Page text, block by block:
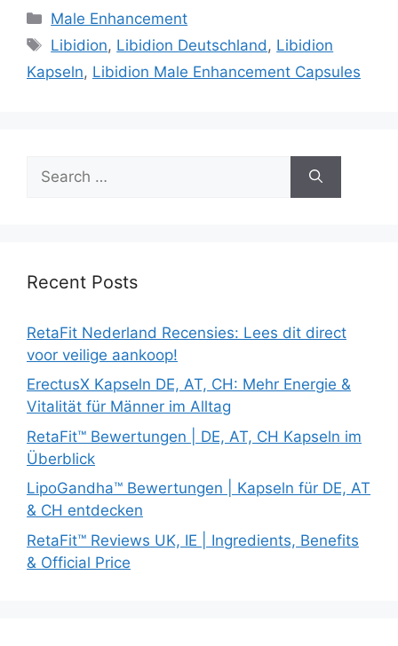
Categories
Male Enhancement
Tags
Libidion, Libidion Deutschland , Libidion
Kapseln, Libidion Male Enhancement Capsules
for:
Recent Posts
RetaFit Nederland Recensies: Lees dit direct
voor veilige aankoop!
ErectusX Kapseln DE, AT, CH: Mehr Energie &
Vitalität für Männer im Alltag
RetaFit™ Bewertungen | DE, AT, CH Kapseln im
Überblick
LipoGandha™ Bewertungen | Kapseln für DE, AT
& CH entdecken
RetaFit™ Reviews UK, IE | Ingredients, Benefits
& Official Price